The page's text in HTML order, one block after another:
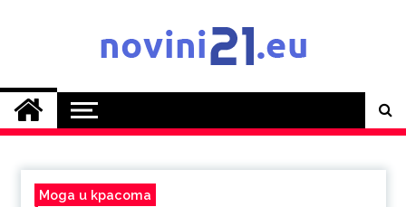
Novini21.EU
Мода и красота